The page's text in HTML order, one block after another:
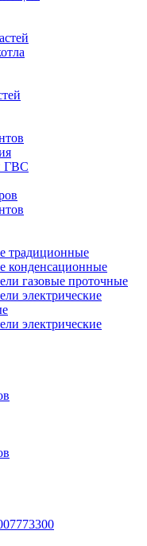
ГВС
традиционные
конденсационные
газовые проточные
электрические
электрические